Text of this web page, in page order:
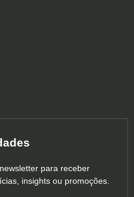
para receber
insights ou promoções.